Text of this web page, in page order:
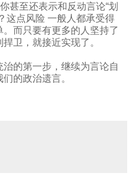
甚至还表示和反动言论“划
这点风险 一般人都承受得
而只要有更多的人坚持了
卫，就接近实现了。
的第一步，继续为言论自
的政治遗言。